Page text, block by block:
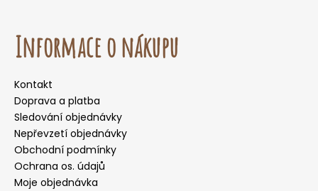
Informace o nákupu
Kontakt
Doprava a platba
Sledování objednávky
Nepřevzetí objednávky
Obchodní podmínky
Ochrana os. údajů
Moje objednávka